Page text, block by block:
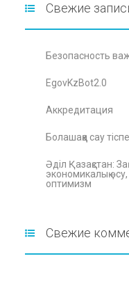
Свежие
Безопасность
EgovKzBot2.0
Аккредитация
Болашаққа сау
Әділ Қазақстан:
экономикалық өсу,
оптимизм
Свежие